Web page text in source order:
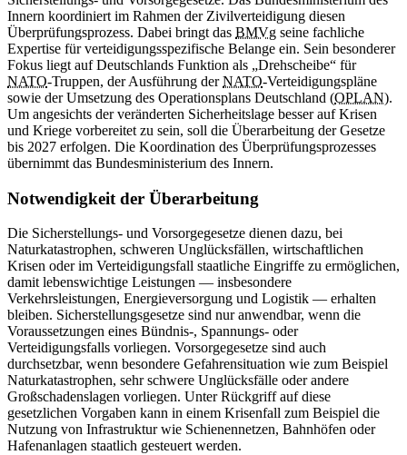
Innern koordiniert im Rahmen der Zivilverteidigung diesen
Überprüfungsprozess. Dabei bringt das BMVg seine fachliche
Expertise für verteidigungsspezifische Belange ein. Sein besonderer
Fokus liegt auf Deutschlands Funktion als „Drehscheibe“ für
NATO-Truppen, der Ausführung derNATO-Verteidigungspläne
sowie der Umsetzung des Operationsplans Deutschland (OPLAN).
Um angesichts der veränderten Sicherheitslage besser auf Krisen
und Kriege vorbereitet zu sein, soll die Überarbeitung der Gesetze
bis 2027 erfolgen. Die Koordination des Überprüfungsprozesses
übernimmt das Bundesministerium des Innern.
Notwendigkeit der Überarbeitung
Die Sicherstellungs- und Vorsorgegesetze dienen dazu, bei
Naturkatastrophen, schweren Unglücksfällen, wirtschaftlichen
Krisen oder im Verteidigungsfall staatliche Eingriffe zu ermöglichen,
damit lebenswichtige Leistungen — insbesondere
Verkehrsleistungen, Energieversorgung und Logistik — erhalten
bleiben. Sicherstellungsgesetze sind nur anwendbar, wenn die
Voraussetzungen eines Bündnis-, Spannungs- oder
Verteidigungsfalls vorliegen. Vorsorgegesetze sind auch
durchsetzbar, wenn besondere Gefahrensituation wie zum Beispiel
Naturkatastrophen, sehr schwere Unglücksfälle oder andere
Großschadenslagen vorliegen. Unter Rückgriff auf diese
gesetzlichen Vorgaben kann in einem Krisenfall zum Beispiel die
Nutzung von Infrastruktur wie Schienennetzen, Bahnhöfen oder
Hafenanlagen staatlich gesteuert werden.